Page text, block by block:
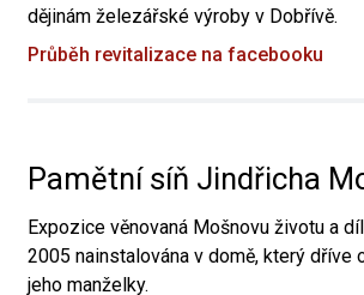
dějinám železářské výroby v Dobřívě.
Průběh revitalizace na facebooku
Pamětní síň Jindřicha
Expozice věnovaná Mošnovu životu a
2005 nainstalována v domě, který dříve
jeho manželky.